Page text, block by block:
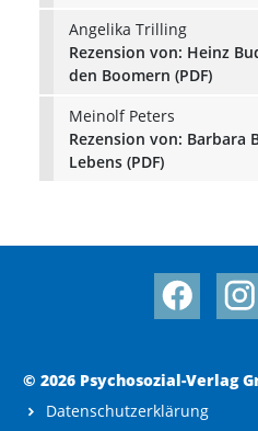
Angelika Trilling
Rezension von: Heinz
den Boomern (PDF)
Meinolf Peters
Rezension von: Barbara
Lebens (PDF)
© 2026 Psychosozial-Verlag
Datenschutzerklärung